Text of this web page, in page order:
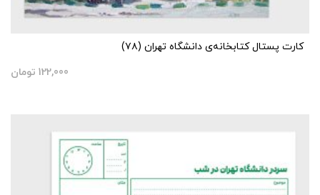
کارت پستال کتابخانه‌ی دانشگاه تهران (۷۸)
122,000 تومان